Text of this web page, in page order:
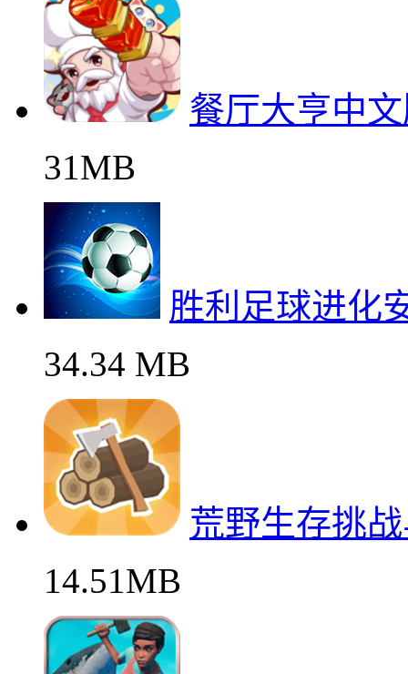
餐厅大亨中
31MB
胜利足球进化
34.34 MB
荒野生存挑
14.51MB